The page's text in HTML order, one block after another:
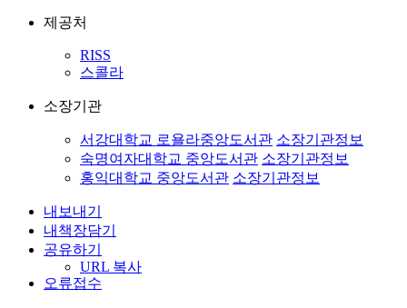
제공처
RISS
스콜라
소장기관
서강대학교 로욜라중앙도서관 소장기관정보
숙명여자대학교 중앙도서관 소장기관정보
홍익대학교 중앙도서관 소장기관정보
내보내기
내책장담기
공유하기
URL 복사
오류접수